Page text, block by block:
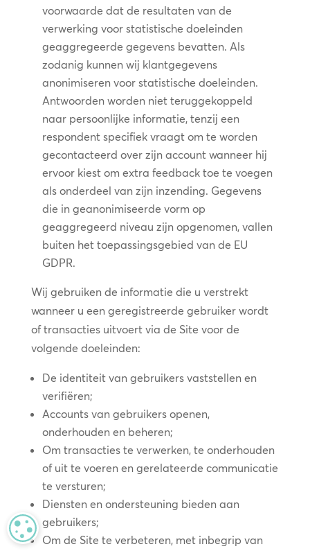
voorwaarde dat de resultaten van de
verwerking voor statistische doeleinden
geaggregeerde gegevens bevatten. Als
zodanig kunnen wij klantgegevens
anonimiseren voor statistische doeleinden.
Antwoorden worden niet teruggekoppeld
naar persoonlijke informatie, tenzij een
respondent specifiek vraagt om te worden
gecontacteerd over zijn account wanneer hij
ervoor kiest om extra feedback toe te voegen
als onderdeel van zijn inzending. Gegevens
die in geanonimiseerde vorm op
geaggregeerd niveau zijn opgenomen, vallen
buiten het toepassingsgebied van de EU
GDPR.
Wij gebruiken de informatie die u verstrekt
wanneer u een geregistreerde gebruiker wordt
of transacties uitvoert via de Site voor de
volgende doeleinden:
De identiteit van gebruikers vaststellen en
verifiëren;
Accounts van gebruikers openen,
onderhouden en beheren;
Om transacties te verwerken, te onderhouden
of uit te voeren en gerelateerde communicatie
te versturen;
Diensten en ondersteuning bieden aan
gebruikers;
Om de Site te verbeteren, met inbegrip van
MANAGE PRIVACY